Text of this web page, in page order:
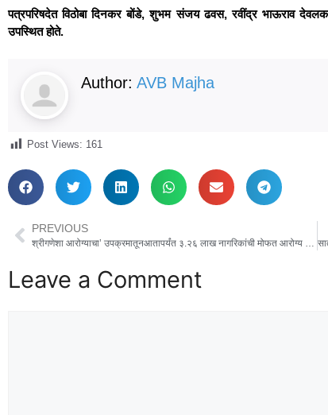
पत्रपरिषदेत विठोबा दिनकर बोंडे, शुभम संजय ढवस, रवींद्र भाऊराव
उपस्थित होते.
Author: AVB Majha
Post Views: 161
PREVIOUS
Leave a Comment